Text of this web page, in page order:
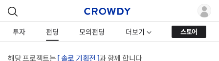
투자 펀딩 모의펀딩 더보기 스토어
해당 프로젝트는[ 솔로 기획전 ]과 함께 합니다